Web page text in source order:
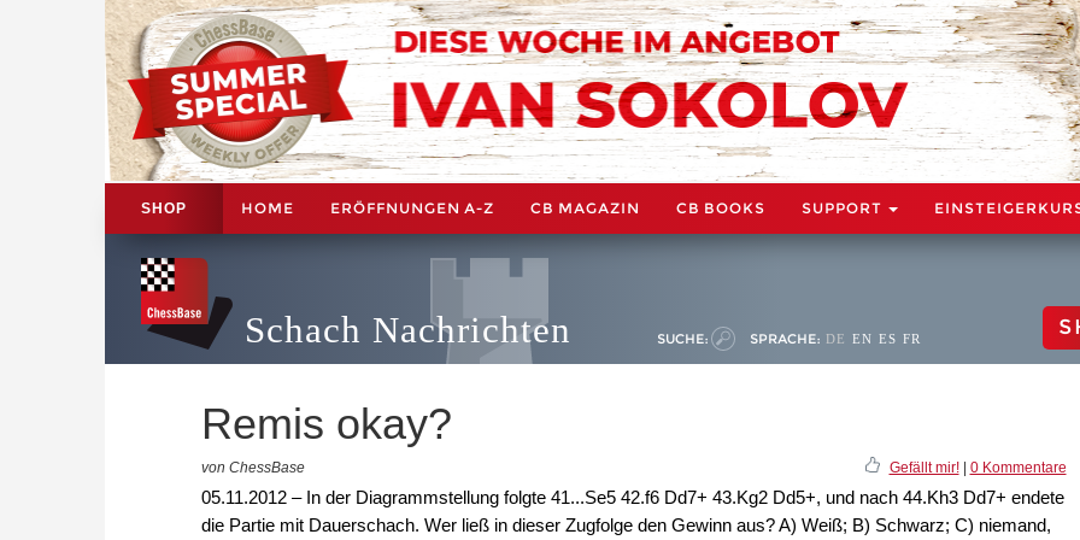
SHOP HOME ERÖFFNUNGEN A-Z CB MAGAZIN CB BOOKS SUPPORT
Schach Nachrichten SUCHE: SPRACHE: DE EN ES FR
Remis okay?
von ChessBase Gefällt mir!| 0 Kommentare
05.11.2012 – In der Diagrammstellung folgte 41...Se5 42.f6 Dd7+ 43.Kg2 Dd5+, und nach 44.Kh3 Dd7+ endete
die Partie mit Dauerschach. Wer ließ in dieser Zugfolge den Gewinn aus? A) Weiß; B) Schwarz; C) niemand,